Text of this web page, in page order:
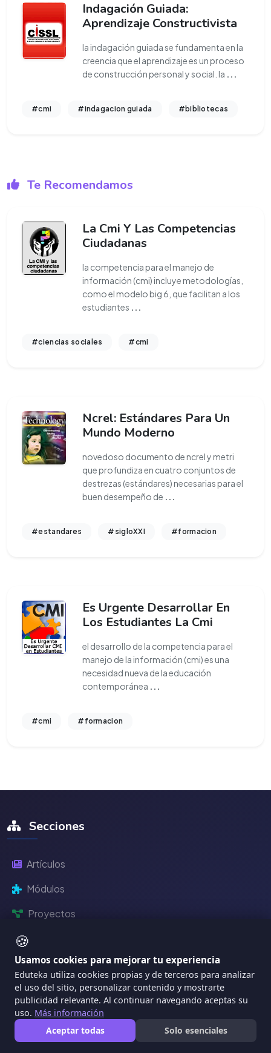
Indagación Guiada:
Aprendizaje Constructivista
la indagación guiada se fundamenta en la
creencia que el aprendizaje es un proceso
de construcción personal y social. la ...
#cmi #indagacion guiada #bibliotecas
Te Recomendamos
La Cmi Y Las Competencias
Ciudadanas
la competencia para el manejo de
información (cmi) incluye metodologías,
como el modelo big 6, que facilitan a los
estudiantes ...
#ciencias sociales #cmi
Ncrel: Estándares Para Un
Mundo Moderno
novedoso documento de ncrel y metri
que profundiza en cuatro conjuntos de
destrezas (estándares) necesarias para el
buen desempeño de ...
#estandares #sigloXXI #formacion
Es Urgente Desarrollar En
Los Estudiantes La Cmi
el desarrollo de la competencia para el
manejo de la información (cmi) es una
necesidad nueva de la educación
contemporánea ...
#cmi #formacion
🍪
Usamos cookies para mejorar tu experiencia
Eduteka utiliza cookies propias y de terceros para analizar
el uso del sitio, personalizar contenido y mostrarte
publicidad relevante. Al continuar navegando aceptas su
uso. Más información
Aceptar todas
Solo esenciales
Secciones
Artículos
Módulos
Proyectos
Herramientas TIC
Matemática Interactiva
SEE - Sistema Experto IA
Recursos Digitales